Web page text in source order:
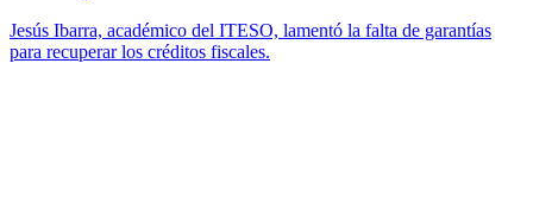
Jesús Ibarra, académico del ITESO, lamentó la falta de garantías
para recuperar los créditos fiscales.